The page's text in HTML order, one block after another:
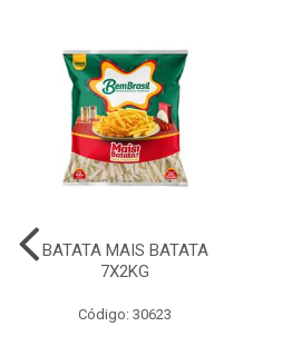
BATATA MAIS BATATA
7X2KG
Código: 30623